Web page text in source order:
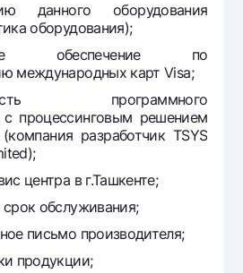
данного оборудования
оборудования);
обеспечение по
международных карт Visa;
программного
с процессинговым решением
разработчик TSYS
центра в г.Ташкенте;
обслуживания;
письмо производителя;
продукции;